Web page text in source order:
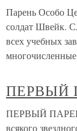
Парень Особо
солдат Швейк.
всех учебных
многочисленные
ПЕРВЫЙ
ПЕРВЫЙ
всякого